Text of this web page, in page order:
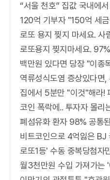
“서울 천호” 집값 국내에
120억 기부자 "150억 세
로또 용지 찢지 마세요. 사
폐섬유화 환자 98% 공통
비트코인으로 4억잃은 BJ
로또1등' 수동 중복당첨자
월3천만원 수입 가져가는